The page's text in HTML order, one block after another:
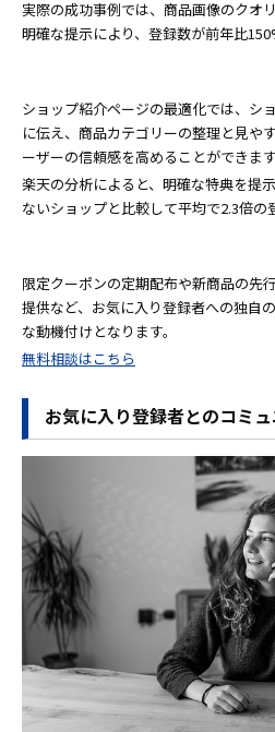
実際の成功事例では、商品画像のクオ
明確な提示により、登録数が前年比
ショップ紹介ページの最適化では、シ
に伝え、商品カテゴリーの整理と見や
ーザーの信頼感を高めることができます
楽天の分析によると、明確な特典を提
ないショップと比較して平均で2.3倍の
限定クーポンの定期配布や新商品の先
提供など、お気に入り登録者への独自
な動機付けとなります。
無料相談はこちら
お気に入り登録者とのコミ